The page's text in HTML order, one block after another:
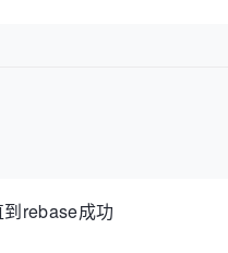
rebase成功